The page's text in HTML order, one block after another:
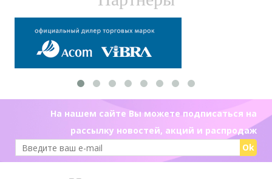
На нашем сайте Вы можете подписаться на
рассылку новостей, акций и распродаж
Ok